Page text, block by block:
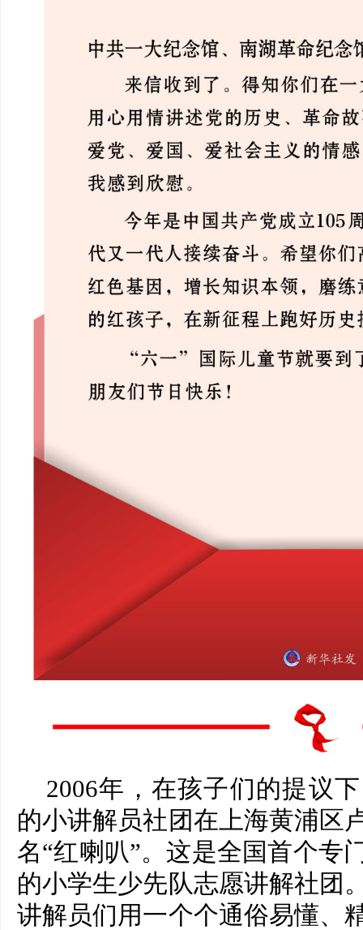
2006年，在孩子们的提议
的小讲解员社团在上海黄浦区
名“红喇叭”。这是全国首个专
的小学生少先队志愿讲解社团
讲解员们用一个个通俗易懂、